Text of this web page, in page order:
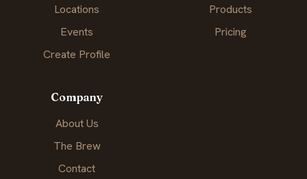
Locations
Events
Create Profile
Products
Pricing
Company
About Us
The Brew
Contact